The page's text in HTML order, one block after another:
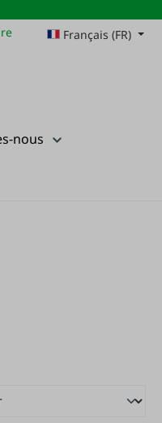
Français (FR)
liste de souhaits
nous